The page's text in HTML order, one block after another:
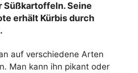
Süßkartoffeln. Seine
erhält Kürbis durch
auf verschiedene Arten
Man kann ihn pikant oder